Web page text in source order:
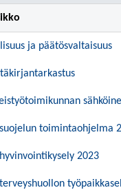
ja päätösvaltaisuus
toimintaohjelma
2023